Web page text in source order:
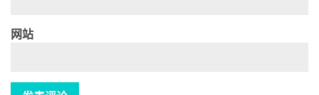
网站